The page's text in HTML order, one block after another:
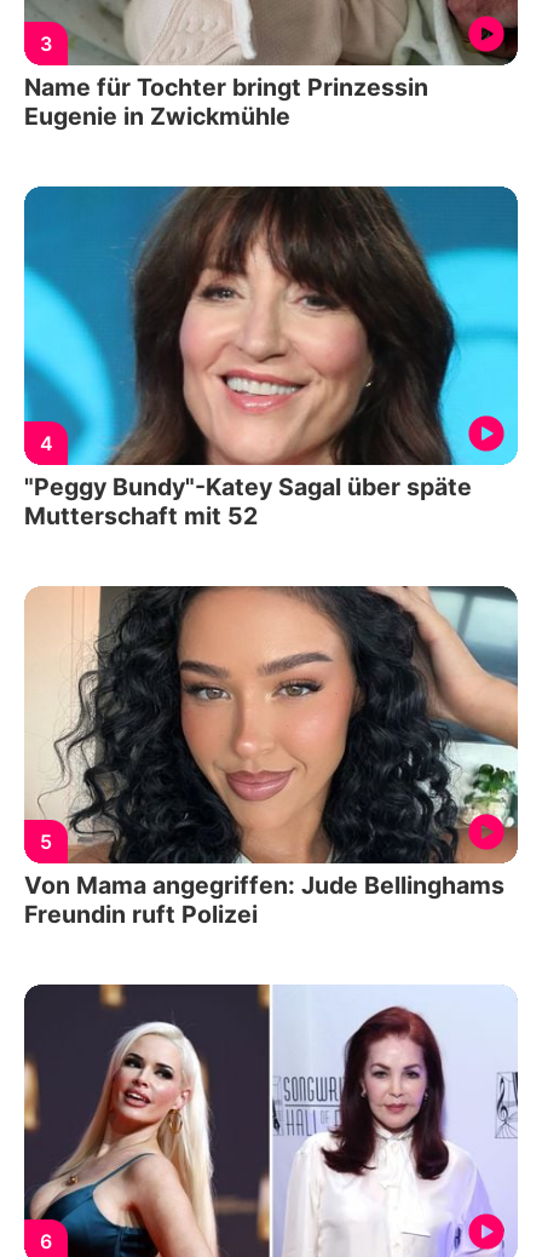
3
Name für Tochter bringt Prinzessin
Eugenie in Zwickmühle
4
"Peggy Bundy"-Katey Sagal über späte
Mutterschaft mit 52
5
Von Mama angegriffen: Jude Bellinghams
Freundin ruft Polizei
6